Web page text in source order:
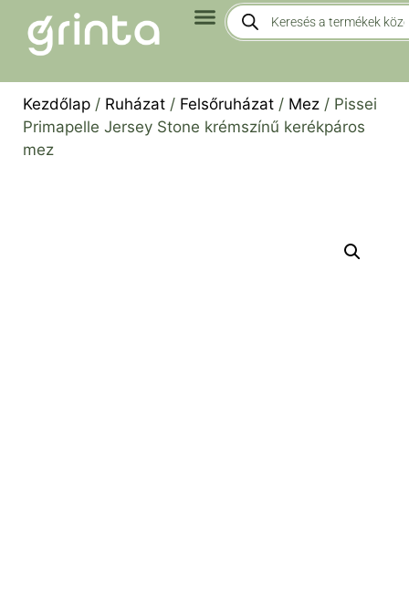
Kezdőlap / Ruházat / Felsőruházat / Mez / Pissei
Primapelle Jersey Stone krémszínű kerékpáros
mez